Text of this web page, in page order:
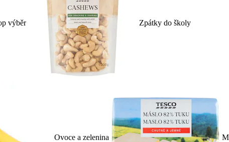
výběr Zpátky do školy
Ovoce a zelenina